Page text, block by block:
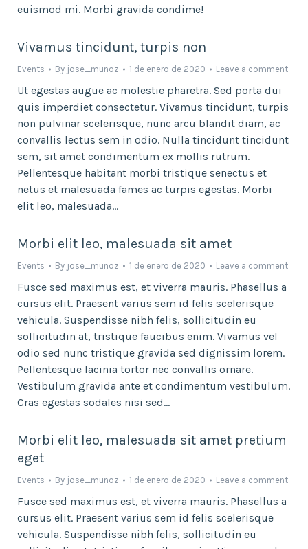
euismod mi. Morbi gravida condime!
Vivamus tincidunt, turpis non
Events By jose_munoz 1 de enero de 2020 Leave a comment
Ut egestas augue ac molestie pharetra. Sed porta dui
quis imperdiet consectetur. Vivamus tincidunt, turpis
non pulvinar scelerisque, nunc arcu blandit diam, ac
convallis lectus sem in odio. Nulla tincidunt tincidunt
sem, sit amet condimentum ex mollis rutrum.
Pellentesque habitant morbi tristique senectus et
netus et malesuada fames ac turpis egestas. Morbi
elit leo, malesuada…
Morbi elit leo, malesuada sit amet
Events By jose_munoz 1 de enero de 2020 Leave a comment
Fusce sed maximus est, et viverra mauris. Phasellus a
cursus elit. Praesent varius sem id felis scelerisque
vehicula. Suspendisse nibh felis, sollicitudin eu
sollicitudin at, tristique faucibus enim. Vivamus vel
odio sed nunc tristique gravida sed dignissim lorem.
Pellentesque lacinia tortor nec convallis ornare.
Vestibulum gravida ante et condimentum vestibulum.
Cras egestas sodales nisi sed…
Morbi elit leo, malesuada sit amet pretium
eget
Events By jose_munoz 1 de enero de 2020 Leave a comment
Fusce sed maximus est, et viverra mauris. Phasellus a
cursus elit. Praesent varius sem id felis scelerisque
vehicula. Suspendisse nibh felis, sollicitudin eu